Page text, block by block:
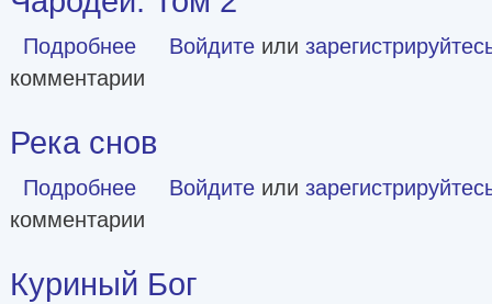
Подробнее о Чародей. Том 2
Войдите или
комментарии
Река снов
Подробнее о Река снов
Войдите или
комментарии
Куриный Бог